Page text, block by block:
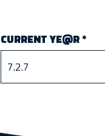
CURRENT YE@R*